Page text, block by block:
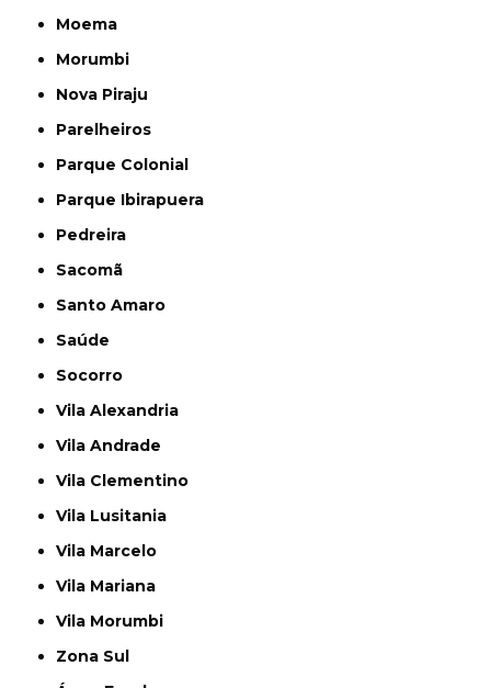
Moema
Morumbi
Nova Piraju
Parelheiros
Parque Colonial
Parque Ibirapuera
Pedreira
Sacomã
Santo Amaro
Saúde
Socorro
Vila Alexandria
Vila Andrade
Vila Clementino
Vila Lusitania
Vila Marcelo
Vila Mariana
Vila Morumbi
Zona Sul